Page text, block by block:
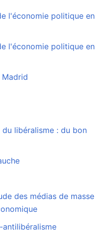
l'économie politique en
l'économie politique en
Madrid
libéralisme : du bon
des médias de masse
antilibéralisme